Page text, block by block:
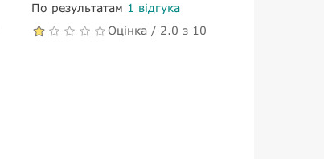
По результатам 1 відгука
Оцінка / 2.0 з 10